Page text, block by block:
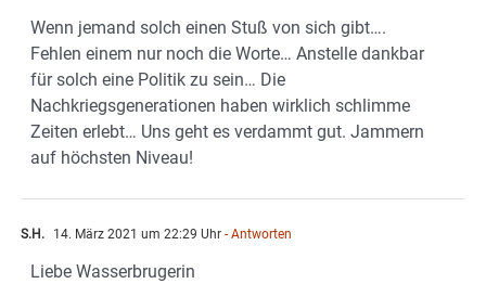
Wenn jemand solch einen Stuß von sich gibt….
Fehlen einem nur noch die Worte… Anstelle dankbar
für solch eine Politik zu sein… Die
Nachkriegsgenerationen haben wirklich schlimme
Zeiten erlebt… Uns geht es verdammt gut. Jammern
auf höchsten Niveau!
S.H. 14. März 2021 um 22:29 Uhr - Antworten
Liebe Wasserbrugerin